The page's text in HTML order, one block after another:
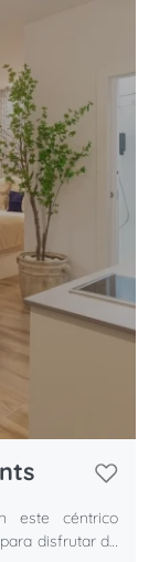
este céntrico
disfrutar de